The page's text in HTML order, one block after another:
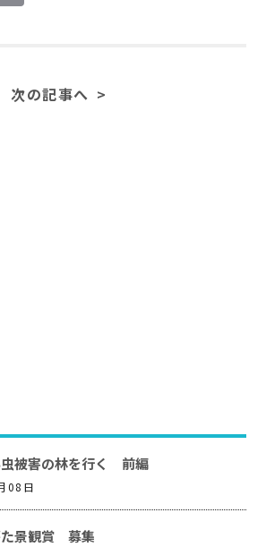
次の記事へ
被害の林を行く 前編
08日
景観賞 募集